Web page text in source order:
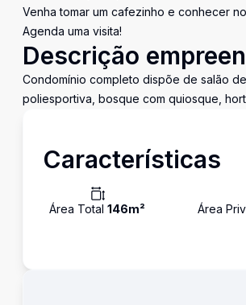
Venha tomar um cafezinho e conhecer
Agenda uma visita!
Descrição
Condomínio completo dispõe de salão
poliesportiva, bosque com quiosque,
Características
Área Total 146m² Área